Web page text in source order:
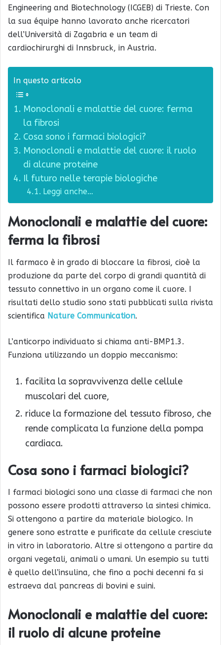
Engineering and Biotechnology (ICGEB) di Trieste. Con
la sua équipe hanno lavorato anche ricercatori
dell’Università di Zagabria e un team di
cardiochirurghi di Innsbruck, in Austria.
In questo articolo
Monoclonali e malattie del cuore: ferma
la fibrosi
Cosa sono i farmaci biologici?
Monoclonali e malattie del cuore: il ruolo
di alcune proteine
Il futuro nelle terapie biologiche
Leggi anche…
Monoclonali e malattie del cuore:
ferma la fibrosi
Il farmaco è in grado di bloccare la fibrosi, cioè la
produzione da parte del corpo di grandi quantità di
tessuto connettivo in un organo come il cuore. I
risultati dello studio sono stati pubblicati sulla rivista
scientifica Nature Communication.
L’anticorpo individuato si chiama anti-BMP1.3.
Funziona utilizzando un doppio meccanismo:
facilita la sopravvivenza delle cellule
muscolari del cuore,
riduce la formazione del tessuto fibroso, che
rende complicata la funzione della pompa
cardiaca.
Cosa sono i farmaci biologici?
I farmaci biologici sono una classe di farmaci che non
possono essere prodotti attraverso la sintesi chimica.
Si ottengono a partire da materiale biologico. In
genere sono estratte e purificate da cellule cresciute
in vitro in laboratorio. Altre si ottengono a partire da
organi vegetali, animali o umani. Un esempio su tutti
è quello dell’insulina, che fino a pochi decenni fa si
estraeva dal pancreas di bovini e suini.
Monoclonali e malattie del cuore:
il ruolo di alcune proteine